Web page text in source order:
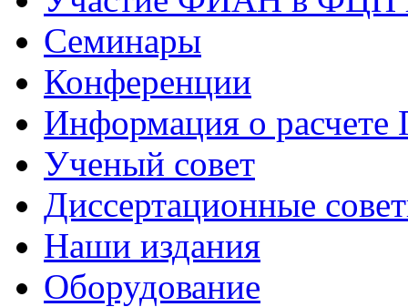
Семинары
Конференции
Информация о
Ученый совет
Диссертационные
Наши издания
Оборудование